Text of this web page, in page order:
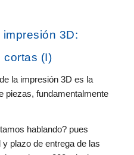
3D:
cortas (I)
la impresión 3D es la
piezas, fundamentalmente
hablando? pues
plazo de entrega de las